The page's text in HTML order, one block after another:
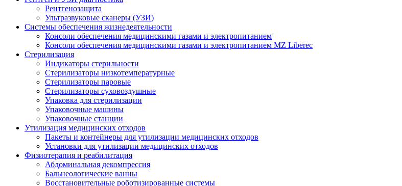
Рентгенозащита
Ультразвуковые сканеры (УЗИ)
Системы обеспечения жизнедеятельности
Консоли обеспечения медицинскими газами и электропитанием
Консоли обеспечения медицинскими газами и электропитанием MZ Liberec
Стерилизация
Индикаторы стерильности
Стерилизаторы низкотемпературные
Стерилизаторы паровые
Стерилизаторы суховоздушные
Упаковка для стерилизации
Упаковочные машины
Упаковочные станции
Утилизация медицинских отходов
Пакеты и контейнеры для утилизации медицинских отходов
Установки для утилизации медицинских отходов
Физиотерапия и реабилитация
Абдоминальная декомпрессия
Бальнеологические ванны
Восстановительные роботизированные системы